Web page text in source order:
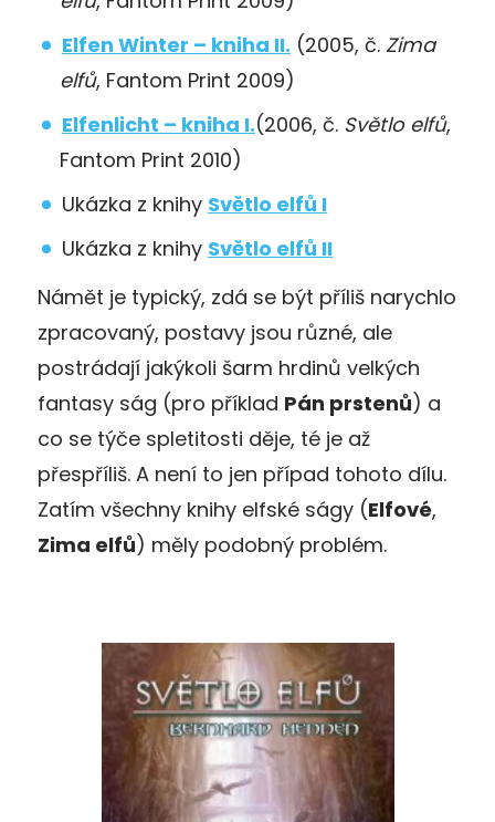
Elfen Winter – kniha II. (2005, č. Zima
elfů, Fantom Print 2009)
Elfenlicht – kniha I.(2006, č. Světlo elfů,
Fantom Print 2010)
Ukázka z knihy Světlo elfů I
Ukázka z knihy Světlo elfů II
Námět je typický, zdá se být příliš narychlo
zpracovaný, postavy jsou různé, ale
postrádají jakýkoli šarm hrdinů velkých
fantasy ság (pro příklad Pán prstenů) a
co se týče spletitosti děje, té je až
přespříliš. A není to jen případ tohoto dílu.
Zatím všechny knihy elfské ságy (Elfové,
Zima elfů) měly podobný problém.